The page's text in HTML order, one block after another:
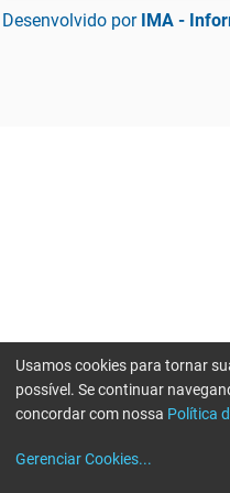
Desenvolvido por IMA -
Usamos cookies para tornar
possível. Se continuar
concordar com nossa Política
Gerenciar Cookies...